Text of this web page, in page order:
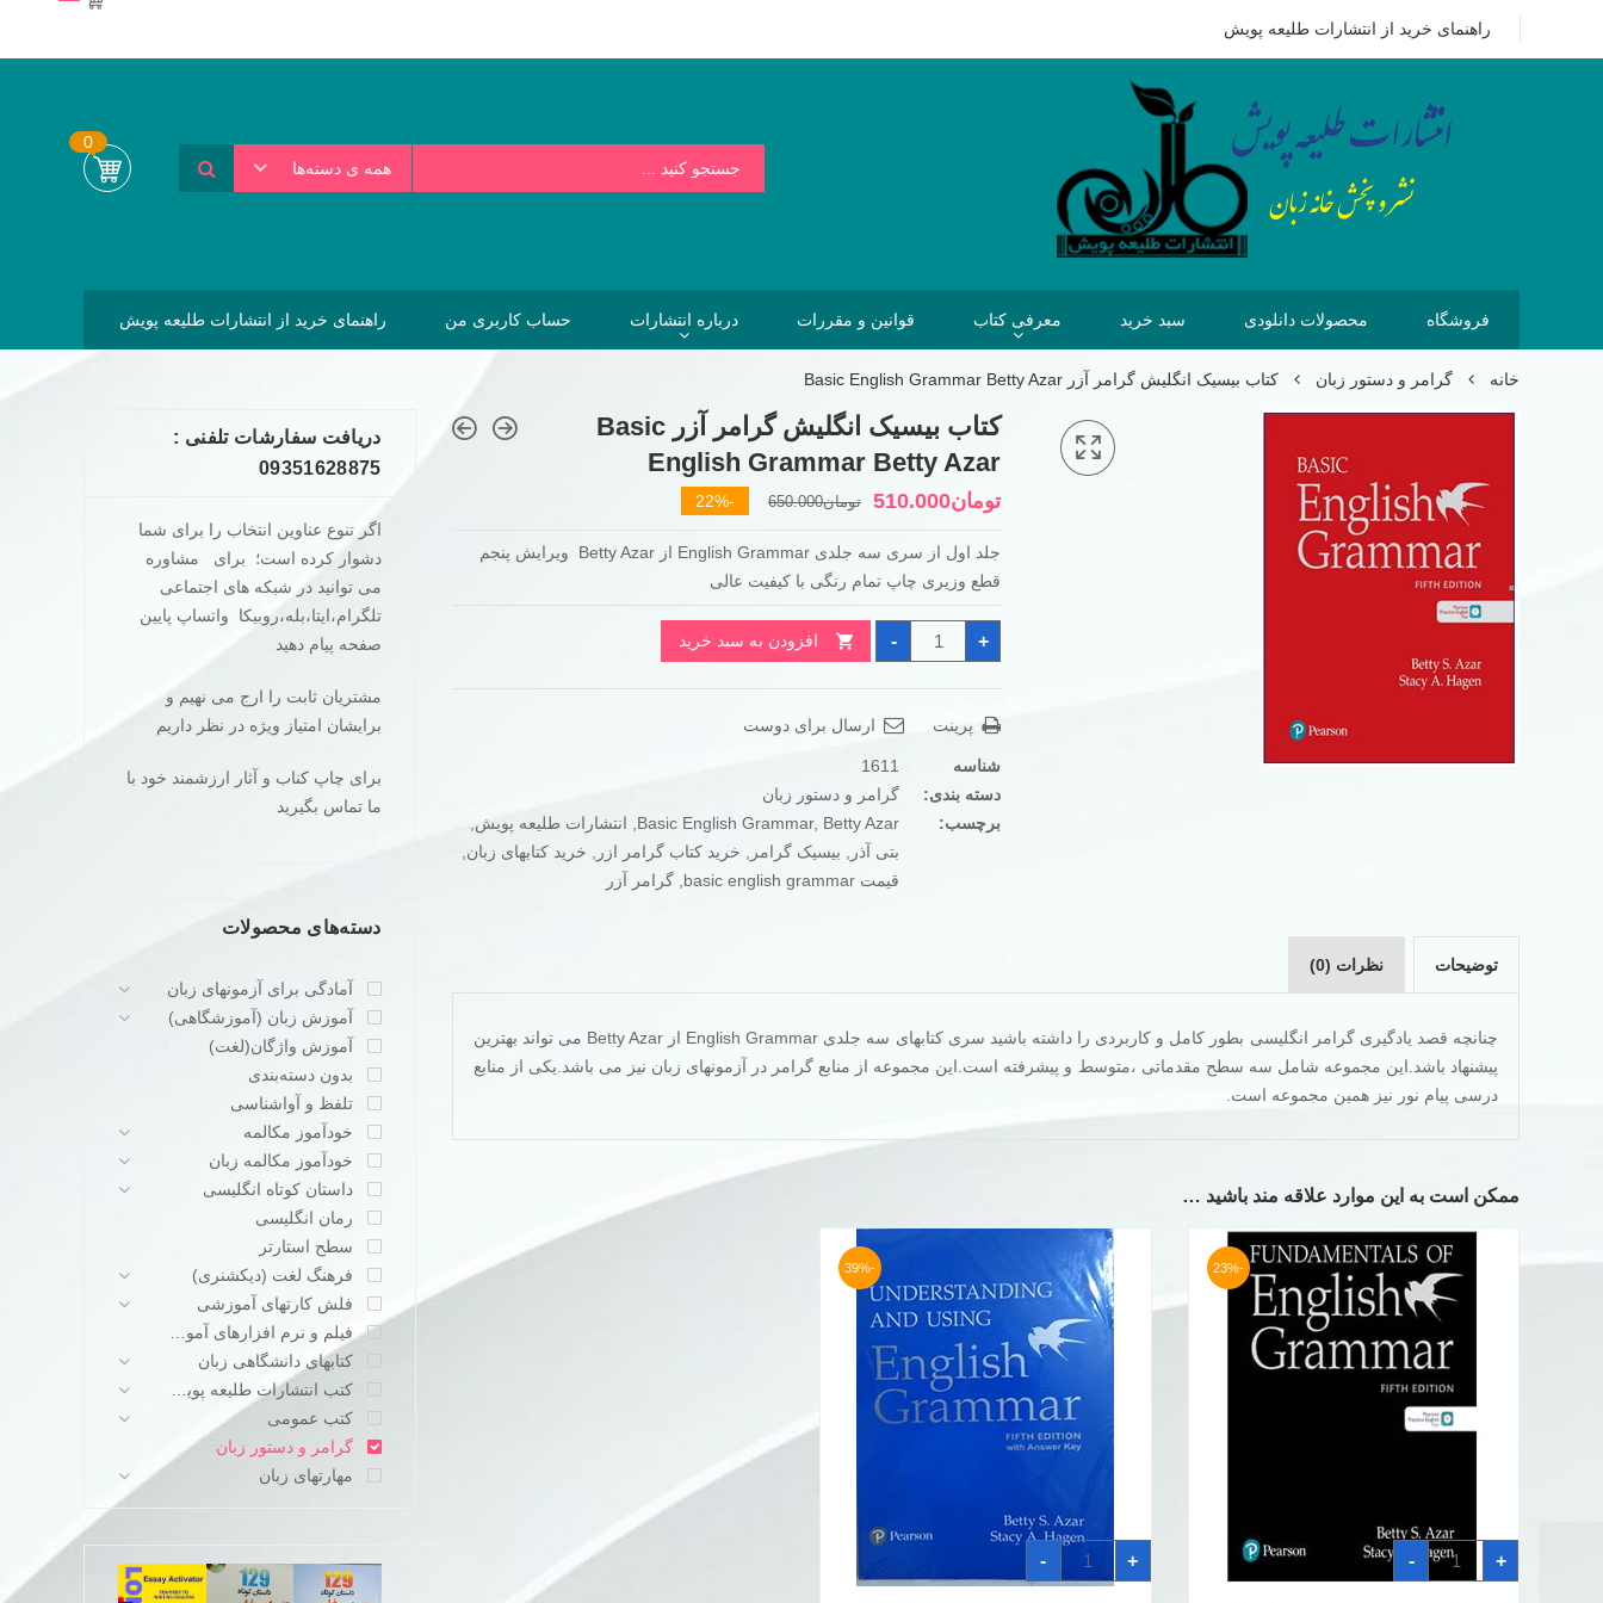
راهنمای خرید از انتشارات طلیعه پویش
09351628875 هزینه ای که امروز برای خرید کتاب می پردازیم بسیار کمتر از هزینه هایی است که فردا برای نخریدن کتاب خواهیم پرداخت.
همه ی دسته‌ها
0
فروشگاه محصولات دانلودی سبد خرید معرفی کتاب قوانین و مقررات درباره انتشارات حساب کاربری من راهنمای خرید از انتشارات طلیعه پویش
خانه گرامر و دستور زبان کتاب بیسیک انگلیش گرامر آزر Basic English Grammar Betty Azar
کتاب بیسیک انگلیش گرامر آزر Basic
English Grammar Betty Azar
تومان650.000قیمت
تومان650.000
بود.
تومان510.000
قیمت
تومان510.000
است.
-22%
جلد اول از سری سه جلدی English Grammar از Betty Azar ویرایش پنجم
قطع وزیری چاپ تمام رنگی با کیفیت عالی
-
کتاب
بیسیک
انگلیش
آزر
English
Betty
Azar
عدد
+ افزودن به سبد خرید
پرینت ارسال برای دوست
شناسه
1611
دسته بندی:
گرامر و دستور زبان
برچسب:
Basic English Grammar, Betty Azar انتشارات طلیعه پویش
بتی آذر
بیسیک گرامر خرید کتاب گرامر ازر خرید کتابهای زبان
قیمت basic english grammar
گرامر آزر
توضیحات نظرات (0)
چنانچه قصد یادگیری گرامر انگلیسی بطور کامل و کاربردی را داشته باشید سری کتابهای سه جلدی English Grammar از Betty Azar می تواند بهترین
پیشنهاد باشد.این مجموعه شامل سه سطح مقدماتی ،متوسط و پیشرفته است.این مجموعه از منابع گرامر در آزمونهای زبان نیز می باشد.یکی از منابع
درسی پیام نور نیز همین مجموعه است.
ممکن است به این موارد علاقه مند باشید …
-23%
-
کتاب
گرامر
بتی
+
-39%
-
کتاب
انگلیش
گرامر
+
دریافت سفارشات تلفنی :
09351628875
اگر تنوع عناوین انتخاب را برای شما
دشوار کرده است؛ برای مشاوره
می توانید در شبکه های اجتماعی
تلگرام،ایتا،بله،روبیکا واتساپ پایین
صفحه پیام دهید
مشتریان ثابت را ارج می نهیم و
برایشان امتیاز ویژه در نظر داریم
برای چاپ کناب و آثار ارزشمند خود با
ما تماس بگیرید
دسته‌های محصولات
آمادگی برای آزمونهای زبان
آموزش زبان (آموزشگاهی)
آموزش واژگان(لغت)
بدون دسته‌بندی
تلفظ و آواشناسی
خودآموز مکالمه
خودآموز مکالمه زبان
داستان کوتاه انگلیسی
رمان انگلیسی
سطح استارتر
فرهنگ لغت (دیکشنری)
فلش کارتهای آموزشی
فیلم و نرم افزارهای آموزشی
کتابهای دانشگاهی زبان
کتب انتشارات طلیعه پویش
کتب عمومی
گرامر و دستور زبان
مهارتهای زبان